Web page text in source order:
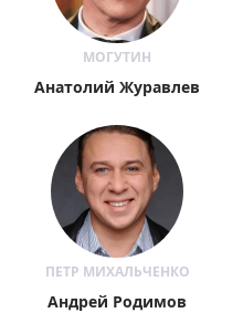
МОГУТИН
Анатолий Журавлев
ПЕТР МИХАЛЬЧЕНКО
Андрей Родимов